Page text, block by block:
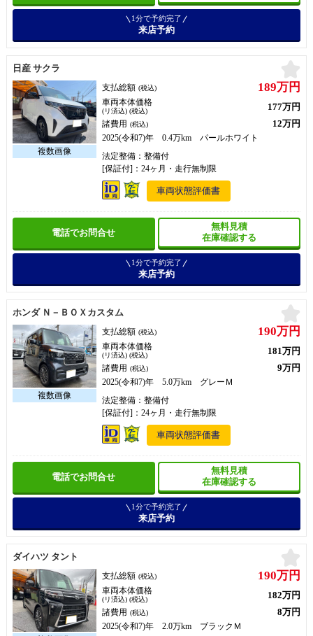
1分で予約完了
来店予約
日産 サクラ
支払総額 (税込) 189万円
車両本体価格
(リ済込) (税込) 177万円
諸費用 (税込) 12万円
2025(令和7)年 0.4万km パールホワイト
法定整備：整備付
[保証付]：24ヶ月・走行無制限
車両状態評価書
電話でお問合せ
無料見積
在庫確認する
1分で予約完了
来店予約
ホンダ Ｎ－ＢＯＸカスタム
支払総額 (税込) 190万円
車両本体価格
(リ済込) (税込) 181万円
諸費用 (税込) 9万円
2025(令和7)年 5.0万km グレーＭ
法定整備：整備付
[保証付]：24ヶ月・走行無制限
車両状態評価書
電話でお問合せ
無料見積
在庫確認する
1分で予約完了
来店予約
ダイハツ タント
支払総額 (税込) 190万円
車両本体価格
(リ済込) (税込) 182万円
諸費用 (税込) 8万円
2025(令和7)年 2.0万km ブラックＭ